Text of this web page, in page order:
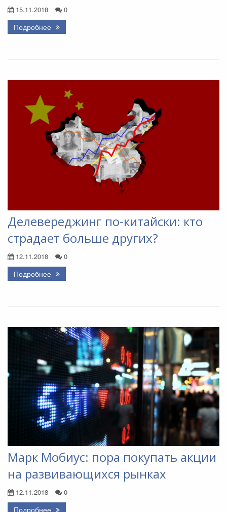
15.11.2018 0
Подробнее
Делевереджинг по-китайски: кто
страдает больше других?
12.11.2018 0
Подробнее
Марк Мобиус: пора покупать акции
на развивающихся рынках
12.11.2018 0
Подробнее